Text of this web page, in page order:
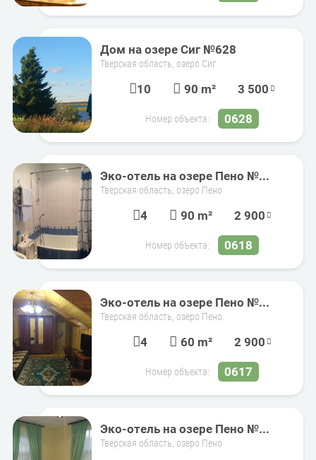
Дом на озере Сиг №628
Тверская область, озеро Сиг
10 90 m² 3 500
Номер объекта: 0628
Эко-отель на озере Пено №...
Тверская область, озеро Пено
4 90 m² 2 900
Номер объекта: 0618
Эко-отель на озере Пено №...
Тверская область, озеро Пено
4 60 m² 2 900
Номер объекта: 0617
Эко-отель на озере Пено №...
Тверская область, озеро Пено